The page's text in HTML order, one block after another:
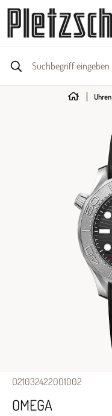
Uhren
O21032422001002
OMEGA